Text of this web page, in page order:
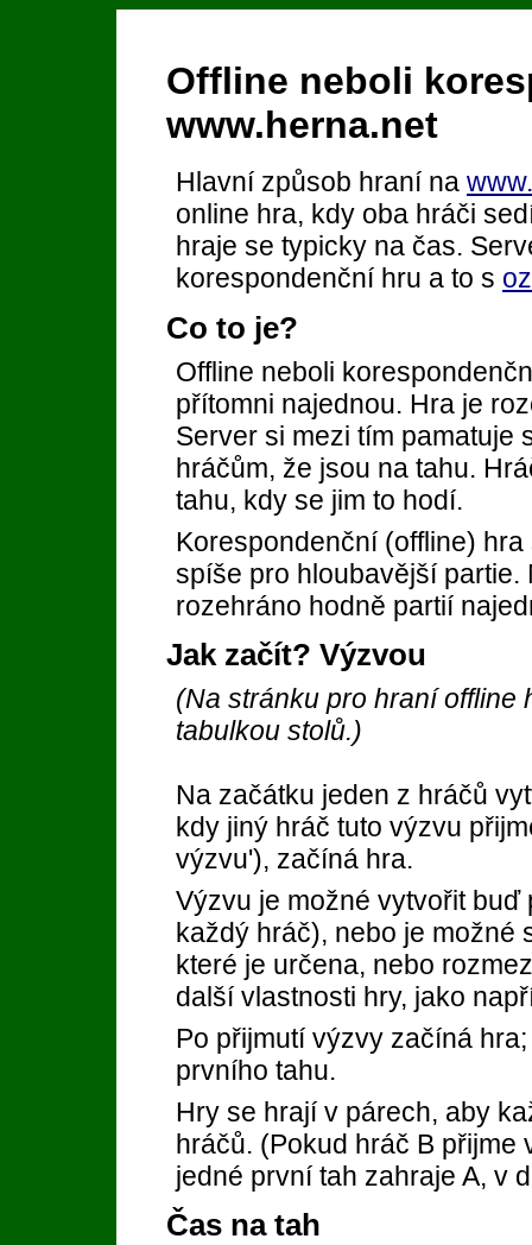
Offline neboli
www.herna.net
Hlavní způsob hraní na
online hra, kdy oba hráči
hraje se typicky na čas.
korespondenční hru a to s
Co to je?
Offline neboli
přítomni najednou. Hra je
Server si mezi tím pamatuje
hráčům, že jsou na tahu.
tahu, kdy se jim to hodí.
Korespondenční (offline)
spíše pro hloubavější partie.
rozehráno hodně partií
Jak začít? Výzvou
(Na stránku pro hraní offline
tabulkou stolů.)
Na začátku jeden z hráčů
kdy jiný hráč tuto výzvu
výzvu'), začíná hra.
Výzvu je možné vytvořit
každý hráč), nebo je možné
které je určena, nebo
další vlastnosti hry, jako
Po přijmutí výzvy začíná
prvního tahu.
Hry se hrají v párech, aby
hráčů. (Pokud hráč B přijme
jedné první tah zahraje A, v
Čas na tah